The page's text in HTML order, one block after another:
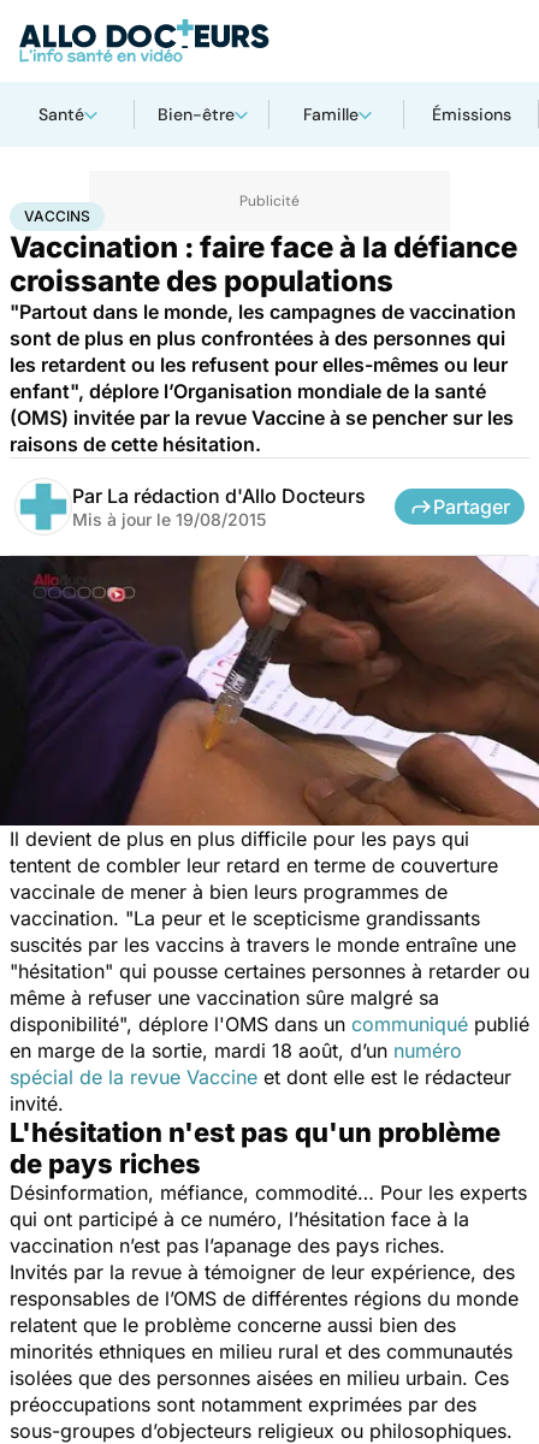
Santé Bien-être Famille Émissions
AccueilSanté Vaccins
VACCINS
Vaccination : faire face à la défiance
croissante des populations
"Partout dans le monde, les campagnes de vaccination
sont de plus en plus confrontées à des personnes qui
les retardent ou les refusent pour elles-mêmes ou leur
enfant", déplore l’Organisation mondiale de la santé
(OMS) invitée par la revue Vaccine à se pencher sur les
raisons de cette hésitation.
Par La rédaction d'Allo Docteurs
Mis à jour le 19/08/2015
Partager
Il devient de plus en plus difficile pour les pays qui
tentent de combler leur retard en terme de couverture
vaccinale de mener à bien leurs programmes de
vaccination. "La peur et le scepticisme grandissants
suscités par les vaccins à travers le monde entraîne une
"hésitation" qui pousse certaines personnes à retarder ou
même à refuser une vaccination sûre malgré sa
disponibilité", déplore l'OMS dans un communiqué publié
en marge de la sortie, mardi 18 août, d’un numéro
spécial de la revue Vaccine et dont elle est le rédacteur
invité.
L'hésitation n'est pas qu'un problème
de pays riches
Désinformation, méfiance, commodité… Pour les experts
qui ont participé à ce numéro, l’hésitation face à la
vaccination n’est pas l’apanage des pays riches.
Invités par la revue à témoigner de leur expérience, des
responsables de l’OMS de différentes régions du monde
relatent que le problème concerne aussi bien des
minorités ethniques en milieu rural et des communautés
isolées que des personnes aisées en milieu urbain. Ces
préoccupations sont notamment exprimées par des
sous-groupes d’objecteurs religieux ou philosophiques.